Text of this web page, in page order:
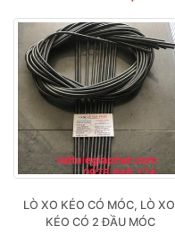
LÒ XO KÉO CÓ MÓC, LÒ XO
KÉO CÓ 2 ĐẦU MÓC